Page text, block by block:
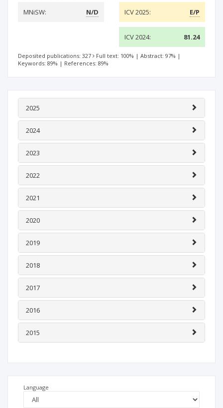
MNiSW:
N/D ICV 2025: E/P
ICV 2024: 81.24
Deposited publications: 327 Full text: 100% | Abstract: 97% |
Keywords: 89% | References: 89%
2025
2024
2023
2022
2021
2020
2019
2018
2017
2016
2015
Language